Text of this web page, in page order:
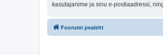
kasutajanime ja sinu e-postiaadressi,
Foorumi pealeht